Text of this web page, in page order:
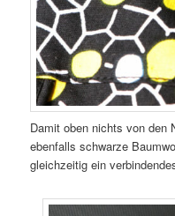
Damit oben nichts von den
ebenfalls schwarze
gleichzeitig ein